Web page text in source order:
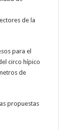
de la
para el
circo hípico
de
propuestas